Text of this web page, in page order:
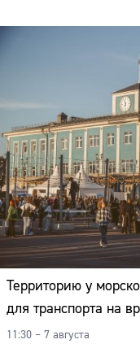
Территорию у
для транспорта на
11:30 – 7 августа